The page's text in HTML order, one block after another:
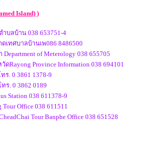
Island) )
บลบ้าน 038 653751-4
ทศบาลบ้านเพ086 8486500
of Meterology 038 655705
Rayong Province Information 038 694101
ร. 0 3861 1378-9
ร. 0 3862 0189
Station 038 611378-9
Office 038 611511
Tour Banphe Office 038 651528